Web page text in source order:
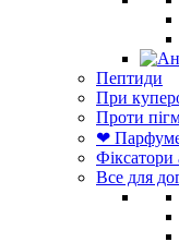
Пептиди
При
Проти
❤
Фіксатори
Все для